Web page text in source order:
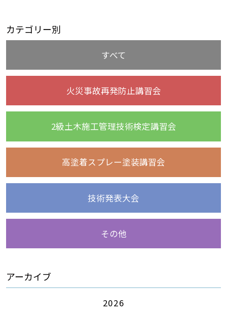
カテゴリー別
すべて
火災事故再発防止講習会
2級土木施工管理技術検定講習会
高塗着スプレー塗装講習会
技術発表大会
その他
アーカイブ
2026